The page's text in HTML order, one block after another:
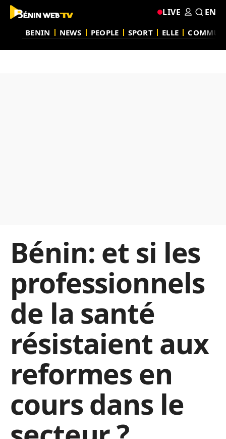
BENIN NEWS PEOPLE SPORT ELLE
LIVE EN
Bénin: et si les
professionnels
de la santé
résistaient aux
reformes en
cours dans le